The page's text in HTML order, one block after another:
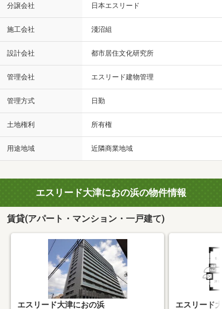
分譲会社 日本エスリード
施工会社 淺沼組
設計会社 都市居住文化研究所
管理会社 エスリード建物管理
管理方式 日勤
土地権利 所有権
用途地域 近隣商業地域
エスリード大津におの浜の物件情報
賃貸(アパート・マンション・一戸建て)
エスリード大津におの浜 エスリード